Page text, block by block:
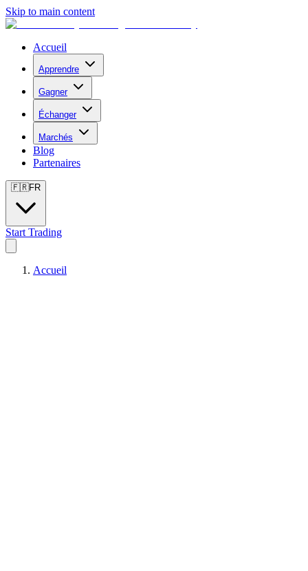
Skip to main content
Accueil
Apprendre
Gagner
Échanger
Marchés
Blog
Partenaires
🇫🇷FR
Start Trading
Accueil